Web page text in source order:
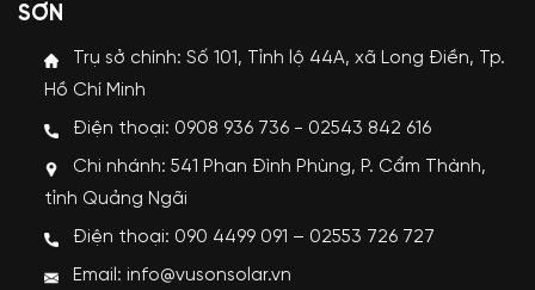
SƠN
Trụ sở chính: Số 101, Tỉnh lộ 44A, xã Long Điền, Tp.
Hồ Chí Minh
Điện thoại: 0908 936 736 - 02543 842 616
Chi nhánh: 541 Phan Đình Phùng, P. Cẩm Thành,
tỉnh Quảng Ngãi
Điện thoại: 090 4499 091 – 02553 726 727
Email: info@vusonsolar.vn